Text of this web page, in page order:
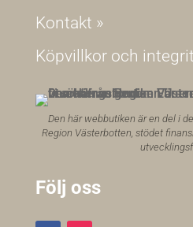
Kontakt »
Köpvillkor och
Den här webbutiken är en del i
Region Västerbotten, stödet
Följ oss